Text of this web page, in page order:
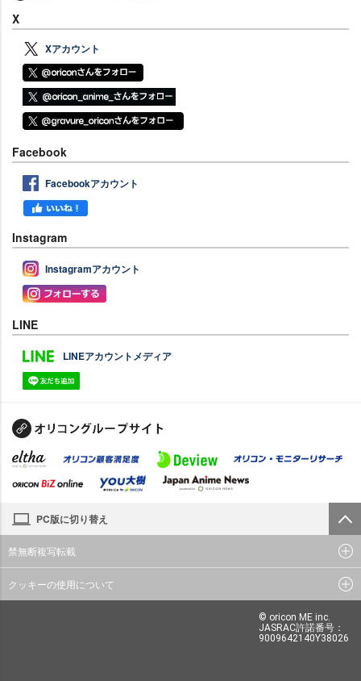
X
Xアカウント
Facebook
Facebookアカウント
Instagram
Instagramアカウント
LINE
LINEアカウントメディア
PC版に切り替え
禁無断複写転載
クッキーの使用について
© oricon ME inc.
JASRAC許諾番号：
9009642140Y38026